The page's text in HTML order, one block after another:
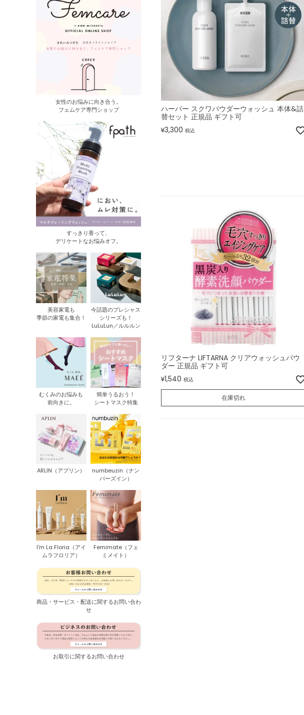
女性のお悩みに向き合う。
フェムケア専門ショップ
すっきり香って、
デリケートなお悩みオフ。
美容家電も
季節の家電も集合！
今話題のプレシャス
シリーズも！
LuLuLun／ルルルン
むくみのお悩みも
前向きに。
簡単うるおう！
シートマスク特集
ARLIN（アプリン）
numbeuzin（ナン
バーズイン）
I'm La Floria（アイ
ムラフロリア）
Femimate（フェ
ミメイト）
商品・サービス・配送に関するお問い合わ
せ
お取引に関するお問い合わせ
ハーバー スクワパウダーウォッシュ 本体&詰
替セット 正規品 ギフト可
¥3,300 税込
リフターナ LIFTARNA クリアウォッシュパウ
ダー 正規品 ギフト可
¥1,540 税込
在庫切れ